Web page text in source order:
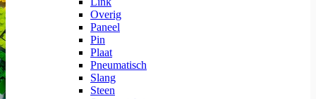
Overig
Paneel
Pin
Plaat
Pneumatisch
Slang
Steen